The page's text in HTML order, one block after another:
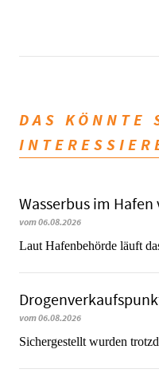
DAS KÖNNTE
Wasserbus im
vom 06.08.2026
Laut Hafenbehörde läuft
vom 06.08.2026
​​​​​​​Sichergestellt wurden